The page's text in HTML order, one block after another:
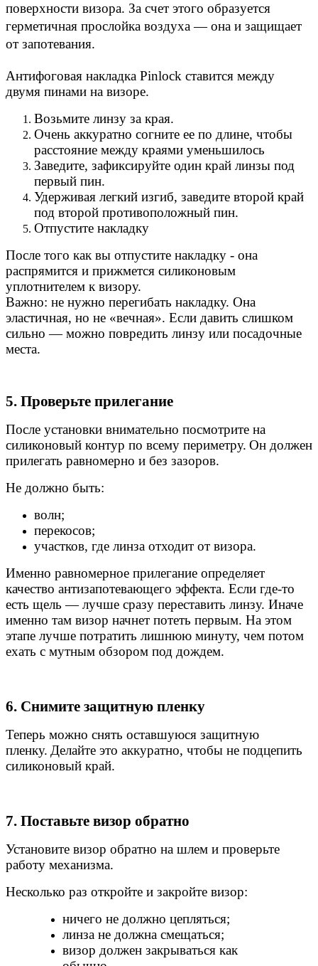
поверхности визора. За счет этого образуется
герметичная прослойка воздуха — она и защищает
от запотевания.
Антифоговая накладка Pinlock ставится между
двумя пинами на визоре.
Возьмите линзу за края.
Очень аккуратно согните ее по длине, чтобы
расстояние между краями уменьшилось
Заведите, зафиксируйте один край линзы под
первый пин.
Удерживая легкий изгиб, заведите второй край
под второй противоположный пин.
Отпустите накладку
После того как вы отпустите накладку - она
распрямится и прижмется силиконовым
уплотнителем к визору.
Важно: не нужно перегибать накладку. Она
эластичная, но не «вечная». Если давить слишком
сильно — можно повредить линзу или посадочные
места.
5. Проверьте прилегание
После установки внимательно посмотрите на
силиконовый контур по всему периметру. Он должен
прилегать равномерно и без зазоров.
Не должно быть:
волн;
перекосов;
участков, где линза отходит от визора.
Именно равномерное прилегание определяет
качество антизапотевающего эффекта. Если где-то
есть щель — лучше сразу переставить линзу. Иначе
именно там визор начнет потеть первым. На этом
этапе лучше потратить лишнюю минуту, чем потом
ехать с мутным обзором под дождем.
6. Снимите защитную пленку
Теперь можно снять оставшуюся защитную
пленку. Делайте это аккуратно, чтобы не подцепить
силиконовый край.
7. Поставьте визор обратно
Установите визор обратно на шлем и проверьте
работу механизма.
Несколько раз откройте и закройте визор:
ничего не должно цепляться;
линза не должна смещаться;
визор должен закрываться как